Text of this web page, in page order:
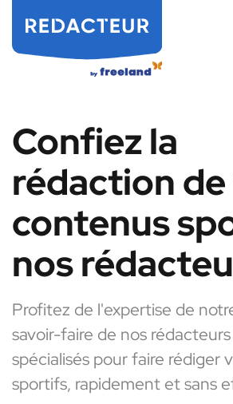
Confiez la
rédaction
contenus
nos
Profitez de l'expertise de
savoir-faire de nos
spécialisés pour faire rédiger
sportifs, rapidement et sans